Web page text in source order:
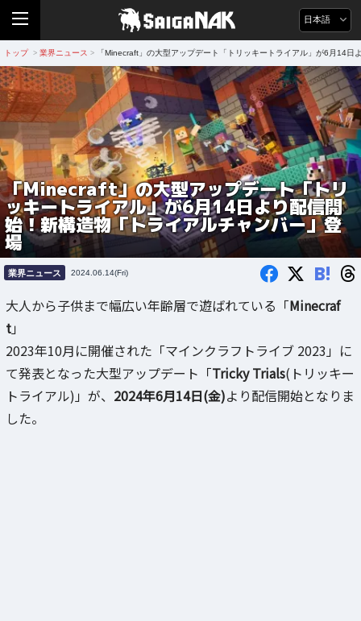
日本語
トップ > 業界ニュース > 「Minecraft」の大型アップデート「トリッキートライアル」が6月14
「Minecraft」の大型アップデート「トリ
ッキートライアル」が6月14日より配信開
始！新構造物「トライアルチャンバー」登
場
業界ニュース 2024.06.14(Fri) B!
大人から子供まで幅広い年齢層で遊ばれている「Minecraf
t」
2023年10月に開催された「マインクラフトライブ 2023」に
て発表となった大型アップデート「Tricky Trials(トリッキー
トライアル)」が、 2024年6月14日(金)より配信開始となりま
した。